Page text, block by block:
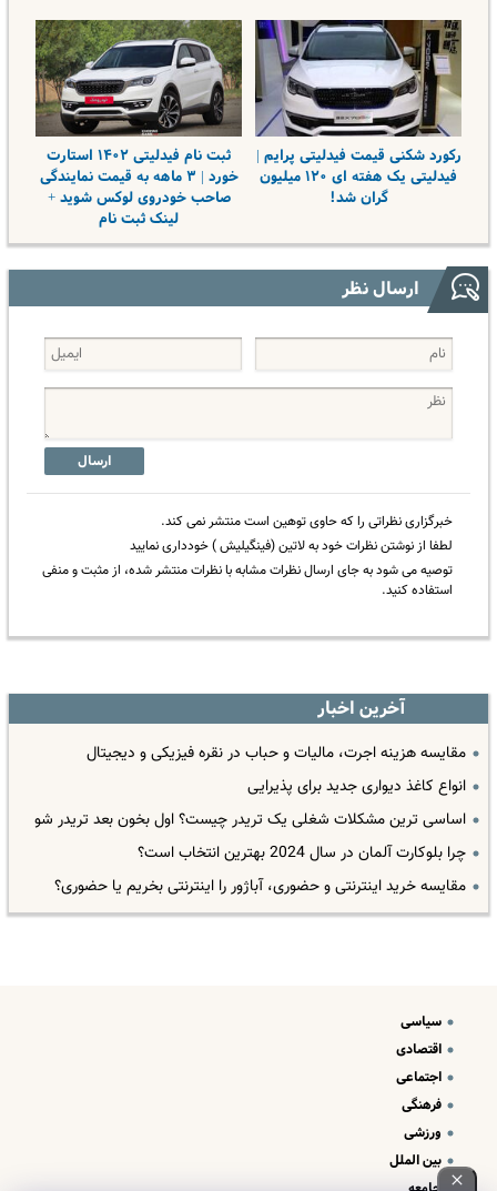
رکورد شکنی قیمت فیدلیتی پرایم |
فیدلیتی یک هفته ای ۱۲۰ میلیون
گران شد!
ثبت نام فیدلیتی ۱۴۰۲ استارت
خورد | ۳ ماهه به قیمت نمایندگی
صاحب خودروی لوکس شوید +
لینک ثبت نام
ارسال نظر
ارسال
خبرگزاری نظراتی را که حاوی توهین است منتشر نمی کند.
لطفا از نوشتن نظرات خود به لاتین (فینگیلیش ) خودداری نمایید
توصیه می شود به جای ارسال نظرات مشابه با نظرات منتشر شده، از مثبت و منفی
استفاده کنید.
آخرین اخبار
مقایسه هزینه اجرت، مالیات و حباب در نقره فیزیکی و دیجیتال
انواع کاغذ دیواری جدید برای پذیرایی
اساسی ترین مشکلات شغلی یک تریدر چیست؟ اول بخون بعد تریدر شو
چرا بلوکارت آلمان در سال 2024 بهترین انتخاب است؟
مقایسه خرید اینترنتی و حضوری، آباژور را اینترنتی بخریم یا حضوری؟
سیاسی
اقتصادی
اجتماعی
فرهنگی
ورزشی
بین الملل